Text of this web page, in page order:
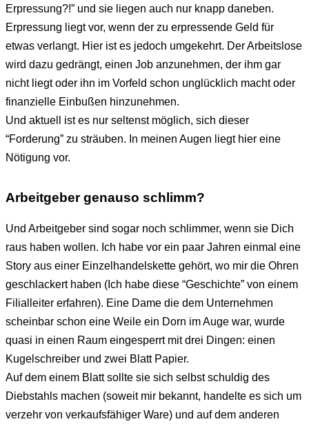
Erpressung?!” und sie liegen auch nur knapp daneben.
Erpressung liegt vor, wenn der zu erpressende Geld für
etwas verlangt. Hier ist es jedoch umgekehrt. Der Arbeitslose
wird dazu gedrängt, einen Job anzunehmen, der ihm gar
nicht liegt oder ihn im Vorfeld schon unglücklich macht oder
finanzielle Einbußen hinzunehmen.
Und aktuell ist es nur seltenst möglich, sich dieser
“Forderung” zu sträuben. In meinen Augen liegt hier eine
Nötigung vor.
Arbeitgeber genauso schlimm?
Und Arbeitgeber sind sogar noch schlimmer, wenn sie Dich
raus haben wollen. Ich habe vor ein paar Jahren einmal eine
Story aus einer Einzelhandelskette gehört, wo mir die Ohren
geschlackert haben (Ich habe diese “Geschichte” von einem
Filialleiter erfahren). Eine Dame die dem Unternehmen
scheinbar schon eine Weile ein Dorn im Auge war, wurde
quasi in einen Raum eingesperrt mit drei Dingen: einen
Kugelschreiber und zwei Blatt Papier.
Auf dem einem Blatt sollte sie sich selbst schuldig des
Diebstahls machen (soweit mir bekannt, handelte es sich um
verzehr von verkaufsfähiger Ware) und auf dem anderen